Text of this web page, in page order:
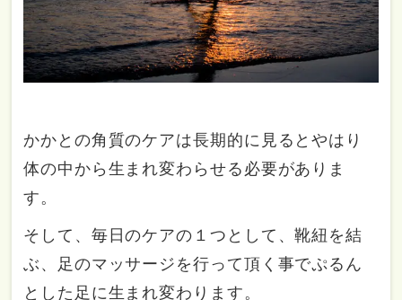
かかとの角質のケアは長期的に見るとやはり
体の中から生まれ変わらせる必要がありま
す。
そして、毎日のケアの１つとして、靴紐を結
ぶ、足のマッサージを行って頂く事でぷるん
とした足に生まれ変わります。